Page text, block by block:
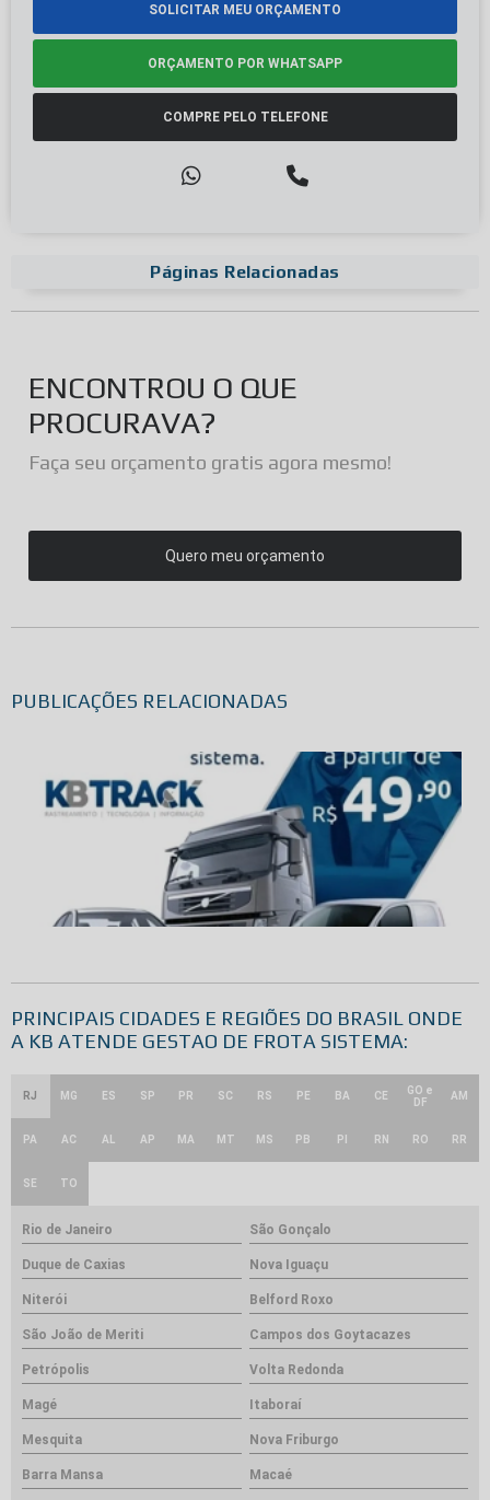
SOLICITAR MEU ORÇAMENTO
ORÇAMENTO POR WHATSAPP
COMPRE PELO TELEFONE
Páginas Relacionadas
ENCONTROU O QUE
PROCURAVA?
Faça seu orçamento gratis agora mesmo!
Quero meu orçamento
PUBLICAÇÕES RELACIONADAS
PRINCIPAIS CIDADES E REGIÕES DO BRASIL ONDE
A KB ATENDE GESTAO DE FROTA SISTEMA:
RJ MG ES SP PR SC RS PE BA CE
GO e
DF
AM
PA AC AL AP MA MT MS PB PI RN RO RR
SE TO
Rio de Janeiro São Gonçalo
Duque de Caxias Nova Iguaçu
Niterói Belford Roxo
São João de Meriti Campos dos Goytacazes
Petrópolis Volta Redonda
Magé Itaboraí
Mesquita Nova Friburgo
Barra Mansa Macaé